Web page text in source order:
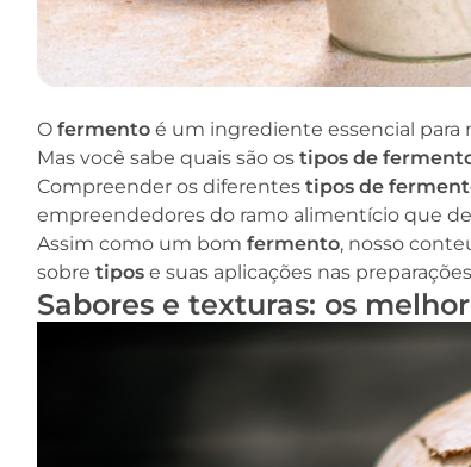
O fermento é um ingrediente essencial para
Mas você sabe quais são os tipos de
Compreender os diferentes tipos de
empreendedores do ramo alimentício que
Assim como um bom fermento, nosso
sobre tipos e suas aplicações nas
Sabores e texturas: os